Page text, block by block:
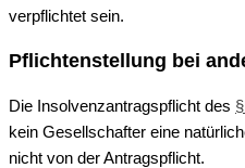
verpflichtet sein.
Pflichtenstellung bei
Die Insolvenzantragspflicht des
kein Gesellschafter eine
nicht von der Antragspflicht.